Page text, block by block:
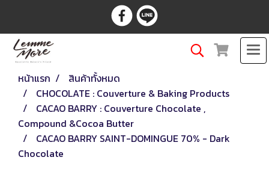
หน้าแรก
สินค้าทั้งหมด
CHOCOLATE : Couverture & Baking Products
CACAO BARRY : Couverture Chocolate ,
Compound &Cocoa Butter
CACAO BARRY SAINT-DOMINGUE 70% - Dark
Chocolate